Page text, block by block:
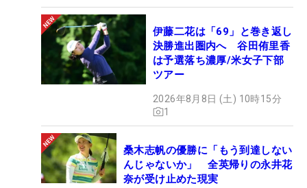
伊藤二花は「69」と巻き返し
決勝進出圏内へ 谷田侑里香
は予選落ち濃厚/米女子下部
ツアー
2026年8月8日 (土) 10時15分
1
桑木志帆の優勝に「もう到達しない
んじゃないか」 全英帰りの永井花
奈が受け止めた現実